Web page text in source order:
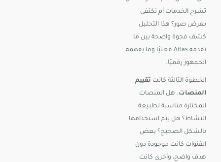
تشرح الخدمات أم تكتفي
بعرض صور؟ هذا التحليل
كشف فجوة واضحة بين ما
تقدمه Atlas فعليًا وما يفهمه
الجمهور رقميًا.
الخطوة الثالثة كانت تقييم
المنصات. هل المنصات
المختارة مناسبة لطبيعة
النشاط؟ هل يتم استخدامها
بالشكل الصحيح؟ بعض
القنوات كانت موجودة دون
هدف واضح، وأخرى كانت